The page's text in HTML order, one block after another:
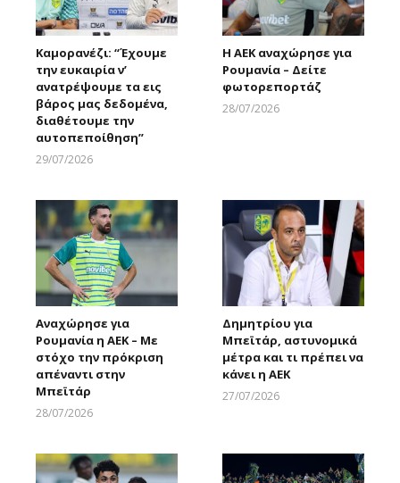
Καμορανέζι: “Έχουμε
την ευκαιρία ν’
ανατρέψουμε τα εις
βάρος μας δεδομένα,
διαθέτουμε την
αυτοπεποίθηση”
29/07/2026
Η ΑΕΚ αναχώρησε για
Ρουμανία – Δείτε
φωτορεπορτάζ
28/07/2026
Αναχώρησε για
Ρουμανία η ΑΕΚ – Με
στόχο την πρόκριση
απέναντι στην
Μπεϊτάρ
28/07/2026
Δημητρίου για
Μπεϊτάρ, αστυνομικά
μέτρα και τι πρέπει να
κάνει η ΑΕΚ
27/07/2026